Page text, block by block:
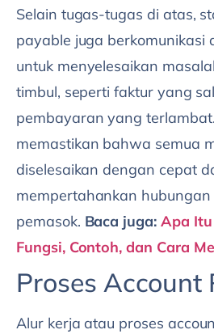
Selain tugas-tugas di atas,
payable juga berkomunikasi
untuk menyelesaikan
timbul, seperti faktur yang
pembayaran yang
memastikan bahwa semua
diselesaikan dengan cepat
mempertahankan
pemasok. Baca juga: Apa Itu
Fungsi, Contoh, dan Cara
Proses Account
Alur kerja atau proses